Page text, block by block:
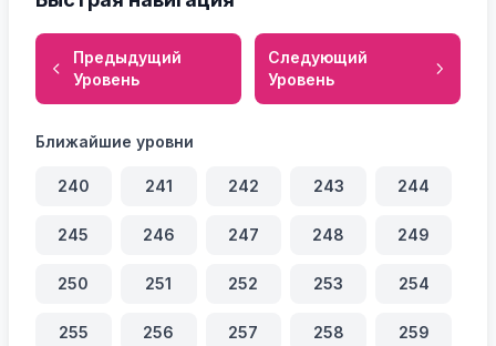
Предыдущий
Уровень
Следующий
Уровень
Ближайшие уровни
240 241 242 243 244
245 246 247 248 249
250 251 252 253 254
255 256 257 258 259